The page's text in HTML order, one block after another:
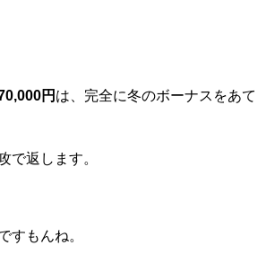
円 は、完全に冬のボーナスをあて
で返します。
すもんね。